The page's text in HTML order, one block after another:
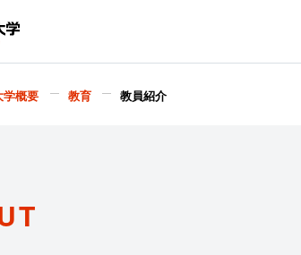
学概要 教育 教員紹介